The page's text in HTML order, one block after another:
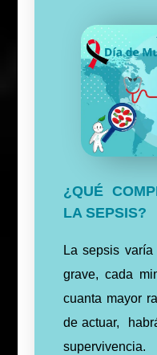
¿QUÉ
LA SEPSIS?
La sepsis
grave, cada
cuanta mayor
de actuar,
supervivencia.